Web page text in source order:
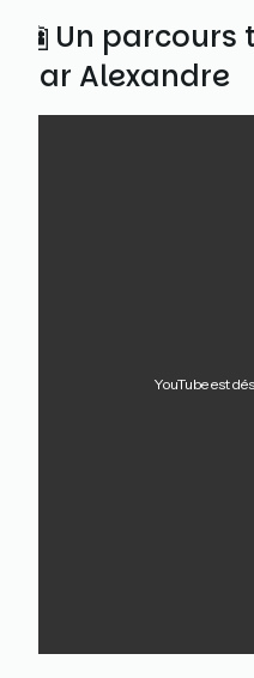
🎦 Un
par Alexandre
YouTube est